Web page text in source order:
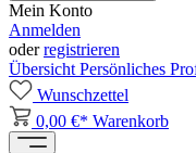
Mein Konto
Anmelden
oderregistrieren
Übersicht Persönliches
Wunschzettel
0,00 €* Warenkorb